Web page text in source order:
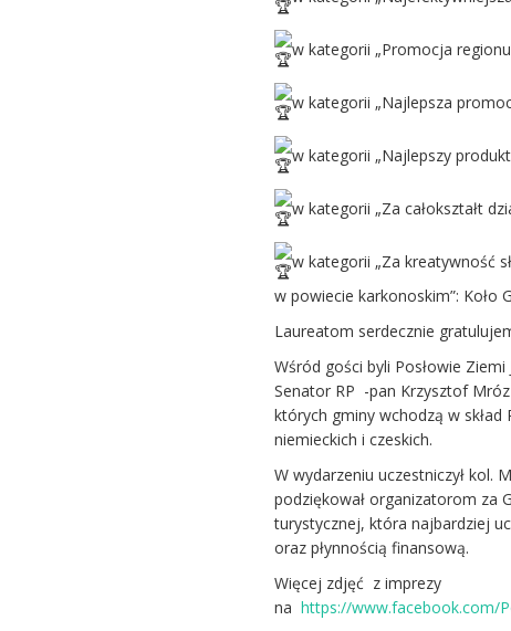
w kategorii „Promocja
w kategorii „Najlepsza
w kategorii „Najlepszy
w kategorii „Za całokształt
w kategorii „Za kreatywność
w powiecie karkonoskim”: Koło
Laureatom serdecznie
Wśród gości byli Posłowie
Senator RP -pan Krzysztof
których gminy wchodzą w
niemieckich i czeskich.
W wydarzeniu uczestniczył kol.
podziękował organizatorom za
turystycznej, która najbardziej
oraz płynnością finansową.
Więcej zdjęć z imprezy
nahttps://www.facebook.com/